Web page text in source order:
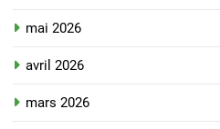
mai 2026
avril 2026
mars 2026